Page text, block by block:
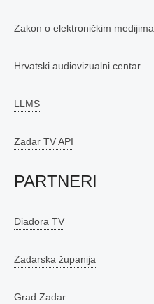
Zakon o elektroničkim medijima
Hrvatski audiovizualni centar
LLMS
Zadar TV API
PARTNERI
Diadora TV
Zadarska županija
Grad Zadar